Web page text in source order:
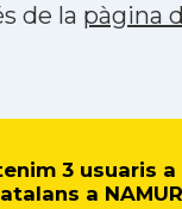
de la pàgina
3 usuaris a
a NAMUR